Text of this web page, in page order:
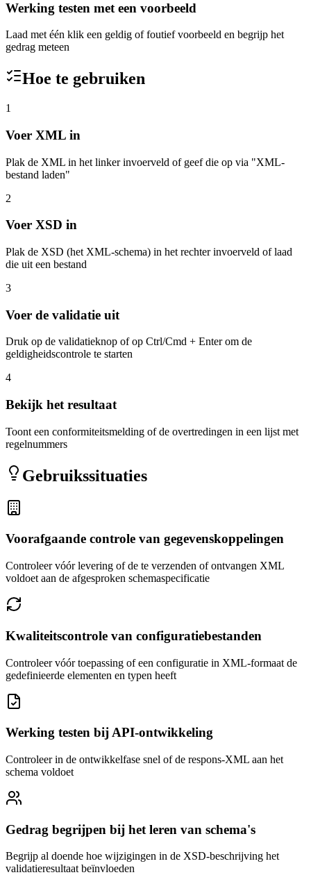
Werking testen met een voorbeeld
Laad met één klik een geldig of foutief voorbeeld en begrijp het
gedrag meteen
Hoe te gebruiken
1
Voer XML in
Plak de XML in het linker invoerveld of geef die op via "XML-
bestand laden"
2
Voer XSD in
Plak de XSD (het XML-schema) in het rechter invoerveld of laad
die uit een bestand
3
Voer de validatie uit
Druk op de validatieknop of op Ctrl/Cmd + Enter om de
geldigheidscontrole te starten
4
Bekijk het resultaat
Toont een conformiteitsmelding of de overtredingen in een lijst met
regelnummers
Gebruikssituaties
Voorafgaande controle van gegevenskoppelingen
Controleer vóór levering of de te verzenden of ontvangen XML
voldoet aan de afgesproken schemaspecificatie
Kwaliteitscontrole van configuratiebestanden
Controleer vóór toepassing of een configuratie in XML-formaat de
gedefinieerde elementen en typen heeft
Werking testen bij API-ontwikkeling
Controleer in de ontwikkelfase snel of de respons-XML aan het
schema voldoet
Gedrag begrijpen bij het leren van schema's
Begrijp al doende hoe wijzigingen in de XSD-beschrijving het
validatieresultaat beïnvloeden